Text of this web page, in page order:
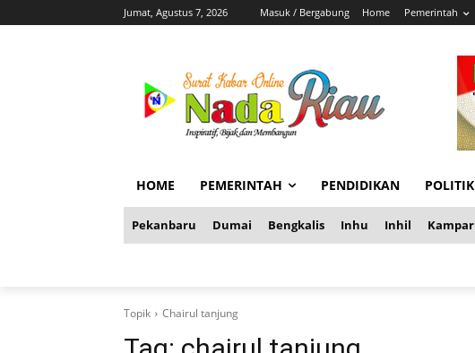
Jumat, Agustus 7, 2026 Masuk / Bergabung Home Pemerintah
HOME PEMERINTAH PENDIDIKAN POLITIK
Pekanbaru Dumai Bengkalis Inhu Inhil Kampar
Topik Chairul tanjung